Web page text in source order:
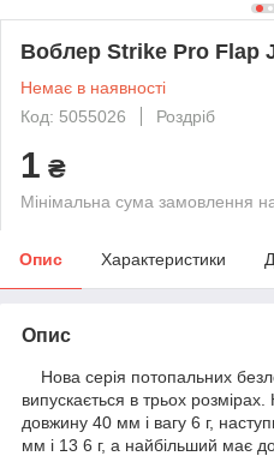
Воблер Strike Pro Flap
Немає в наявності
Код: 5055026
Роздріб
1 ₴
Мінімальна сума замовлення
Опис Характеристики
Опис
Нова серія потопальних
випускається в трьох
довжину 40 мм і вагу 6 г,
мм і 13 6 г, а найбільший має